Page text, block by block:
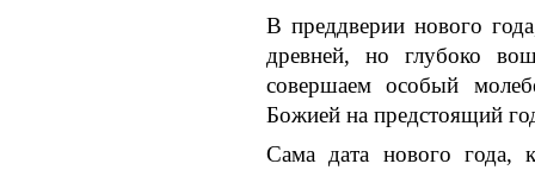
В преддверии нового
древней, но глубоко
совершаем особый
Божией на предстоящий
Сама дата нового года,